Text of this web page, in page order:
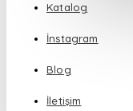
Katalog
İnstagram
Blog
İletişim